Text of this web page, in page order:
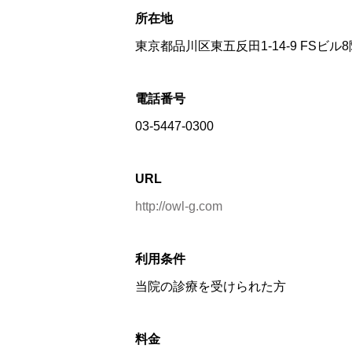
所在地
東京都品川区東五反田1-14-9 FSビル8
電話番号
03-5447-0300
URL
http://owl-g.com
利用条件
当院の診療を受けられた方
料金